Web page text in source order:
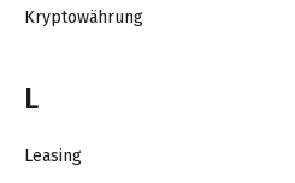
Kryptowährung
L
Leasing